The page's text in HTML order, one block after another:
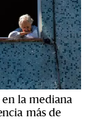
la mediana
más de